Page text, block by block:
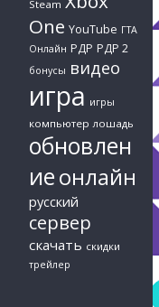
Steam
One YouTube ГТА
Онлайн РДР РДР 2
бонусы видео
игра игры
компьютер лошадь
обновлен
иеонлайн
русский
сервер
скачать скидки
трейлер